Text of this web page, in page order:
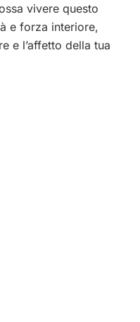
vivere questo
e forza interiore,
e l’affetto della tua